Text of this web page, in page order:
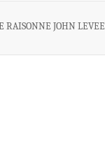
RAISONNE JOHN LEVEE